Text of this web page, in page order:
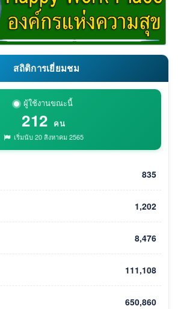
สถิติการเยี่ยมชม
ผู้ใช้งานขณะนี้
212 คน
เริ่มนับ 20 สิงหาคม 2565
835
1,202
8,476
111,108
650,860